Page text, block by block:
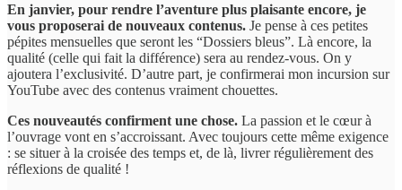
En janvier, pour rendre l’aventure plus plaisante encore, je
vous proposerai de nouveaux contenus. Je pense à ces petites
pépites mensuelles que seront les “Dossiers bleus”. Là encore, la
qualité (celle qui fait la différence) sera au rendez-vous. On y
ajoutera l’exclusivité. D’autre part, je confirmerai mon incursion sur
YouTube avec des contenus vraiment chouettes.
Ces nouveautés confirment une chose. La passion et le cœur à
l’ouvrage vont en s’accroissant. Avec toujours cette même exigence
: se situer à la croisée des temps et, de là, livrer régulièrement des
réflexions de qualité !